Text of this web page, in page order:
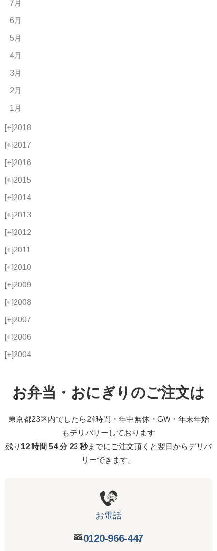
7月
6月
5月
4月
3月
2月
1月
[+]2018
[+]2017
[+]2016
[+]2015
[+]2014
[+]2013
[+]2012
[+]2011
[+]2010
[+]2009
[+]2008
[+]2007
[+]2006
[+]2004
お弁当・おにぎりのご注文は
東京都23区内でしたら24時間・年中無休・GW・年末年始
もデリバリーしております
残り 12 時間 54 分 22 秒までにご注文頂くと翌日からデリバ
リーできます。
お電話
0120-966-447